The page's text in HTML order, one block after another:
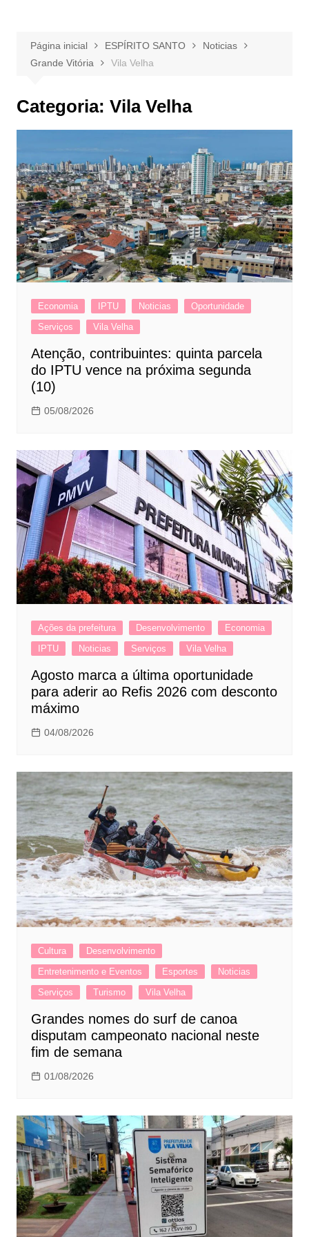
Página inicial ESPÍRITO SANTO
Noticias
Grande Vitória
Vila Velha
Categoria: Vila Velha
Economia IPTU Noticias
Oportunidade
Serviços
Vila Velha
Atenção, contribuintes: quinta parcela
do IPTU vence na próxima segunda
(10)
05/08/2026
Ações da prefeitura Desenvolvimento
Economia
IPTU
Noticias Serviços Vila Velha
Agosto marca a última oportunidade
para aderir ao Refis 2026 com desconto
máximo
04/08/2026
Cultura
Desenvolvimento
Entretenimento e Eventos
Esportes
Noticias
Serviços
Turismo Vila Velha
Grandes nomes do surf de canoa
disputam campeonato nacional neste
fim de semana
01/08/2026